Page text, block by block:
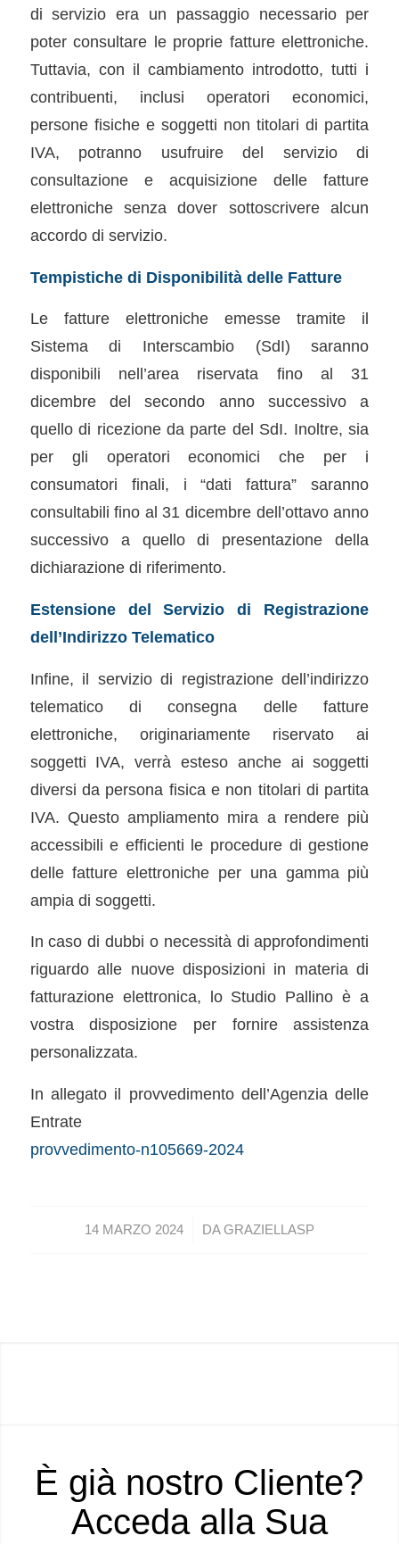
di servizio era un passaggio necessario per
poter consultare le proprie fatture elettroniche.
Tuttavia, con il cambiamento introdotto, tutti i
contribuenti, inclusi operatori economici,
persone fisiche e soggetti non titolari di partita
IVA, potranno usufruire del servizio di
consultazione e acquisizione delle fatture
elettroniche senza dover sottoscrivere alcun
accordo di servizio.
Tempistiche di Disponibilità delle Fatture
Le fatture elettroniche emesse tramite il
Sistema di Interscambio (SdI) saranno
disponibili nell’area riservata fino al 31
dicembre del secondo anno successivo a
quello di ricezione da parte del SdI. Inoltre, sia
per gli operatori economici che per i
consumatori finali, i “dati fattura” saranno
consultabili fino al 31 dicembre dell’ottavo anno
successivo a quello di presentazione della
dichiarazione di riferimento.
Estensione del Servizio di Registrazione
dell’Indirizzo Telematico
Infine, il servizio di registrazione dell’indirizzo
telematico di consegna delle fatture
elettroniche, originariamente riservato ai
soggetti IVA, verrà esteso anche ai soggetti
diversi da persona fisica e non titolari di partita
IVA. Questo ampliamento mira a rendere più
accessibili e efficienti le procedure di gestione
delle fatture elettroniche per una gamma più
ampia di soggetti.
In caso di dubbi o necessità di approfondimenti
riguardo alle nuove disposizioni in materia di
fatturazione elettronica, lo Studio Pallino è a
vostra disposizione per fornire assistenza
personalizzata.
In allegato il provvedimento dell’Agenzia delle
Entrate
provvedimento-n105669-2024
14 MARZO 2024
/ DAGRAZIELLASP
È già nostro Cliente?
Acceda alla Sua